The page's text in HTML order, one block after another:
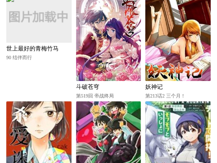
世上最好的青梅竹马
90 结伴而行
斗破苍穹
第519回 帝战终局
妖神记
第213话2 三个月！